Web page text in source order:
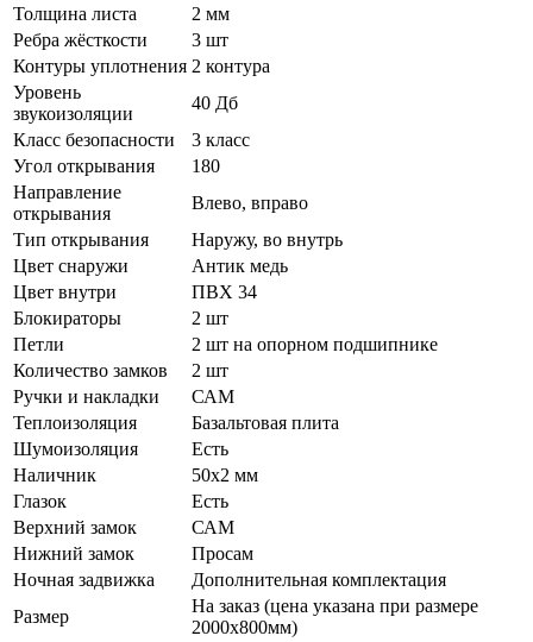
Толщина листа
2 мм
Ребра жёсткости
3 шт
Контуры уплотнения 2 контура
Уровень
звукоизоляции
40 Дб
Класс безопасности
3 класс
Угол открывания
180
Направление
открывания
Влево, вправо
Тип открывания
Наружу, во внутрь
Цвет снаружи
Антик медь
Цвет внутри
ПВХ 34
Блокираторы
2 шт
Петли
2 шт на опорном подшипнике
Количество замков
2 шт
Ручки и накладки
САМ
Теплоизоляция
Базальтовая плита
Шумоизоляция
Есть
Наличник
50х2 мм
Глазок
Есть
Верхний замок
САМ
Нижний замок
Просам
Ночная задвижка
Дополнительная комплектация
Размер
На заказ (цена указана при размере
2000х800мм)